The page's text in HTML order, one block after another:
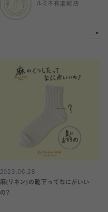
ルミネ有楽町店
2023.06.28
麻(リネン)の靴下ってなにがいい
の？